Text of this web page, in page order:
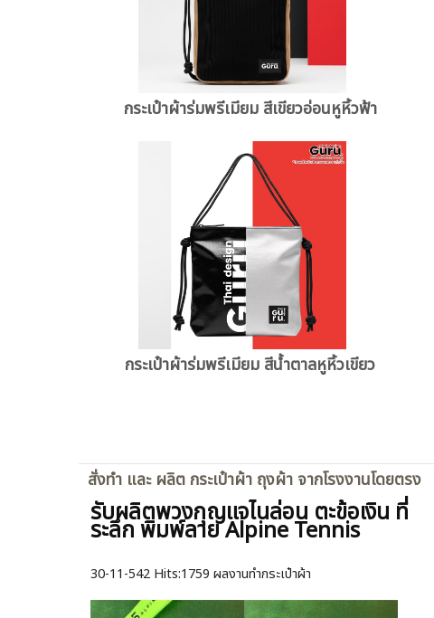
กระเป๋าผ้าร่มพรีเมียม สีเขียวอ่อนหูหิ้วฟ้า
กระเป๋าผ้าร่มพรีเมียม สีน้ำตาลหูหิ้วเขียว
สั่งทำ และ ผลิต กระเป๋าผ้า ถุงผ้า จากโรงงานโดยตรง
รับผลิตพวงกุญแจไนล่อน ตะข้อเงิน ที่
ระลึก พิมพ์ลาย Alpine Tennis
30-11-542 Hits:1759 ผลงานทำกระเป๋าผ้า